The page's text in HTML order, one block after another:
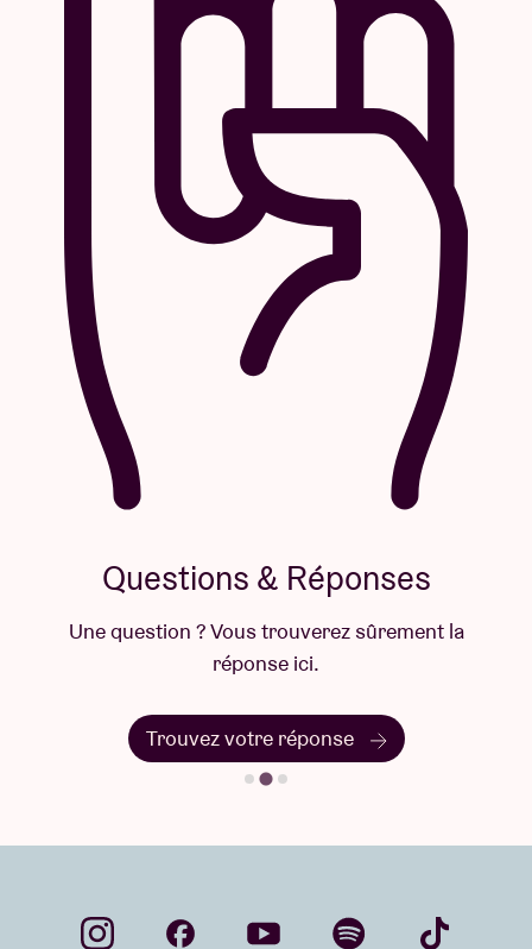
Questions & Réponses
Une question ? Vous trouverez sûrement la
réponse ici.
Trouvez votre réponse